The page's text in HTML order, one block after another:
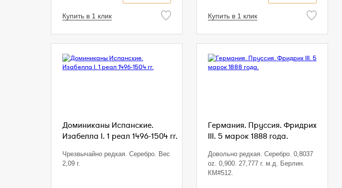
Купить в 1 клик Купить в 1 клик
Доминиканы Испанские.
Изабелла I. 1 реал 1496-1504 гг.
Чрезвычайно редкая. Серебро. Вес
2,09 г.
Германия. Пруссия. Фридрих
III. 5 марок 1888 года.
Довольно редкая. Серебро. 0,8037
oz. 0,900. 27,777 г. м.д. Берлин.
КМ#512.